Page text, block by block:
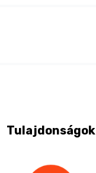
Tulajdonságok